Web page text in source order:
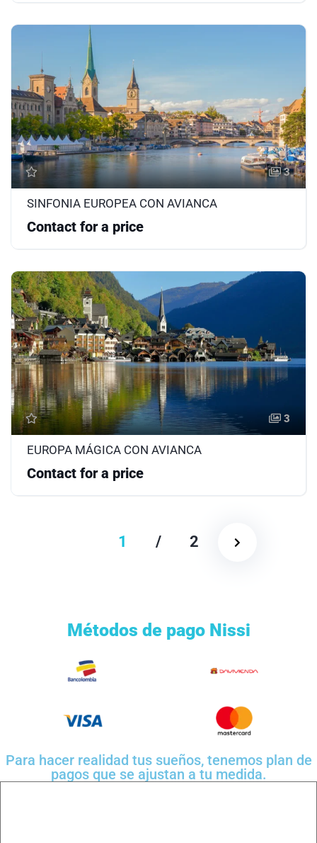
3
SINFONIA EUROPEA CON AVIANCA
Contact for a price
3
EUROPA MÁGICA CON AVIANCA
Contact for a price
1 / 2
Métodos de pago Nissi
Para hacer realidad tus sueños, tenemos plan de
pagos que se ajustan a tu medida.